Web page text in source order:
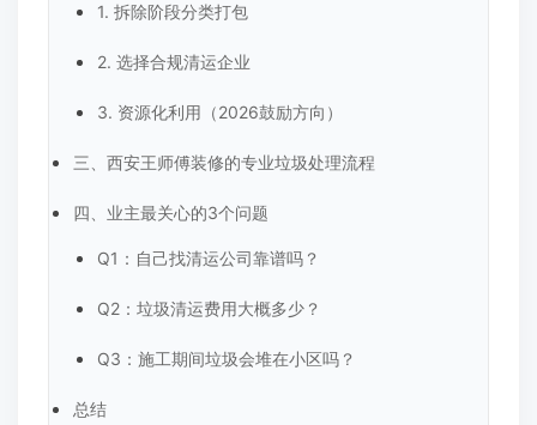
1. 拆除阶段分类打包
2. 选择合规清运企业
3. 资源化利用（2026鼓励方向）
三、西安王师傅装修的专业垃圾处理流程
四、业主最关心的3个问题
Q1：自己找清运公司靠谱吗？
Q2：垃圾清运费用大概多少？
Q3：施工期间垃圾会堆在小区吗？
总结